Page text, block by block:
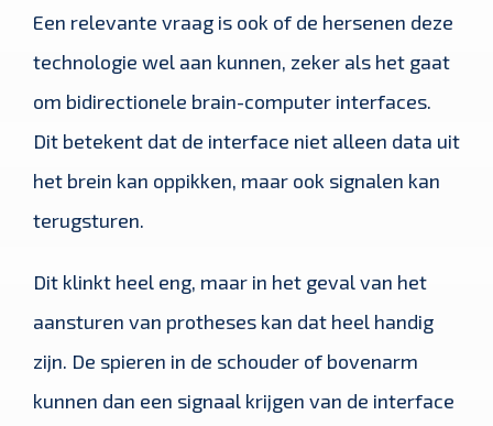
Een relevante vraag is ook of de hersenen deze
technologie wel aan kunnen, zeker als het gaat
om bidirectionele brain-computer interfaces.
Dit betekent dat de interface niet alleen data uit
het brein kan oppikken, maar ook signalen kan
terugsturen.
Dit klinkt heel eng, maar in het geval van het
aansturen van protheses kan dat heel handig
zijn. De spieren in de schouder of bovenarm
kunnen dan een signaal krijgen van de interface